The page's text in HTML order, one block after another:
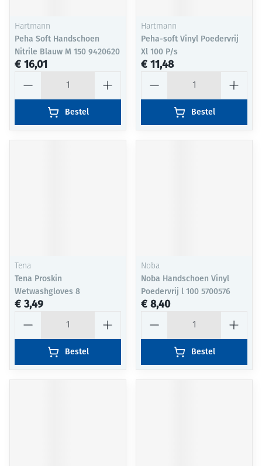
Hartmann
Peha Soft Handschoen
Nitrile Blauw M 150 9420620
€ 16,01
Bestel
Hartmann
Peha-soft Vinyl Poedervrij
Xl 100 P/s
€ 11,48
Bestel
Tena
Tena Proskin
Wetwashgloves 8
€ 3,49
Bestel
Noba
Noba Handschoen Vinyl
Poedervrij l 100 5700576
€ 8,40
Bestel